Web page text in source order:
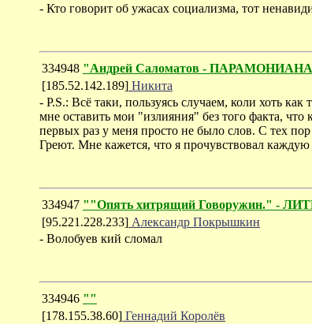
- Кто говорит об ужасах социализма, тот
334948 "Андрей Саломатов - ПАРАМОНИАНА
[185.52.142.189] Никита
- P.S.: Всё таки, пользуясь случаем, коли хоть
мне оставить мои "излияния" без того факта,
первых раз у меня просто не было слов. С тех
Греют. Мне кажется, что я прочувствовал
334947 ""Опять хитрящий Говоружин." -
[95.221.228.233] Александр Покрышкин
- Волобуев кий сломал
334946 ""
[178.155.38.60] Геннадий Королёв